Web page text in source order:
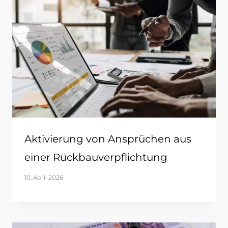
Aktivierung von Ansprüchen aus
einer Rückbauverpflichtung
10. April 2026